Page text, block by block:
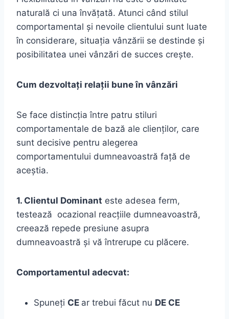
naturală ci una învățată. Atunci când stilul
comportamental și nevoile clientului sunt luate
în considerare, situația vânzării se destinde și
posibilitatea unei vânzări de succes crește.
Cum dezvoltați relații bune în vânzări
Se face distincția între patru stiluri
comportamentale de bază ale clienților, care
sunt decisive pentru alegerea
comportamentului dumneavoastră față de
aceștia.
1. Clientul Dominant este adesea ferm,
testează ocazional reacțiile dumneavoastră,
creează repede presiune asupra
dumneavoastră și vă întrerupe cu plăcere.
Comportamentul adecvat:
Spuneți CE ar trebui făcut nu DE CE